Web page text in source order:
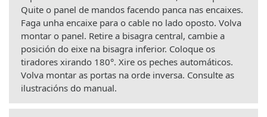
Quite o panel de mandos facendo panca nas encaixes.
Faga unha encaixe para o cable no lado oposto. Volva
montar o panel. Retire a bisagra central, cambie a
posición do eixe na bisagra inferior. Coloque os
tiradores xirando 180°. Xire os peches automáticos.
Volva montar as portas na orde inversa. Consulte as
ilustracións do manual.